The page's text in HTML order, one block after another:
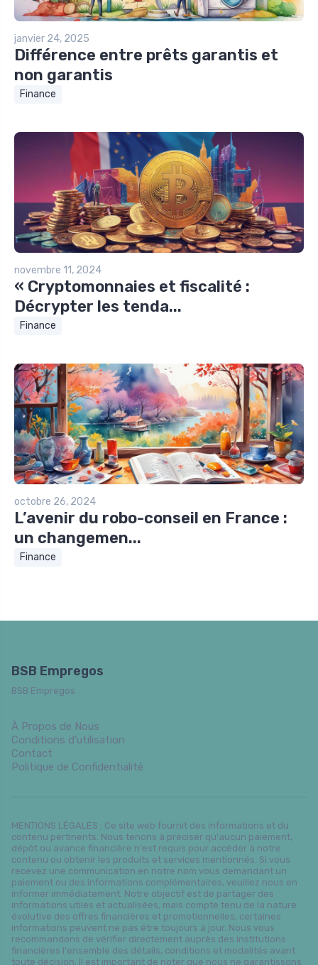
janvier 24, 2025
Différence entre prêts garantis et
non garantis
Finance
novembre 11, 2024
« Cryptomonnaies et fiscalité :
Décrypter les tenda...
Finance
octobre 26, 2024
L’avenir du robo-conseil en France :
un changemen...
Finance
BSB Empregos
BSB Empregos
À Propos de Nous
Conditions d’utilisation
Contact
Politique de Confidentialité
MENTIONS LÉGALES : Ce site web fournit des informations et du
contenu pertinents. Nous tenons à préciser qu'aucun paiement,
dépôt ou avance financière n'est requis pour accéder à notre
contenu ou obtenir les produits et services mentionnés. Si vous
recevez une communication en notre nom vous demandant un
paiement ou des informations complémentaires, veuillez nous en
informer immédiatement. Notre objectif est de partager des
informations utiles et actualisées, mais compte tenu de la nature
évolutive des offres financières et promotionnelles, certaines
informations peuvent ne pas être toujours à jour. Nous vous
recommandons de vérifier directement auprès des institutions
financières l'ensemble des détails, conditions et modalités avant
toute décision. Il est important de noter que nous ne garantissons